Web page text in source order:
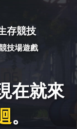
存競技
技場遊戲
在就來
。